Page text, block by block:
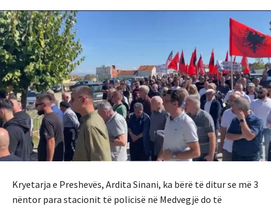
Kryetarja e Preshevës, Ardita Sinani, ka bërë të ditur se më 3
nëntor para stacionit të policisë në Medvegjë do të